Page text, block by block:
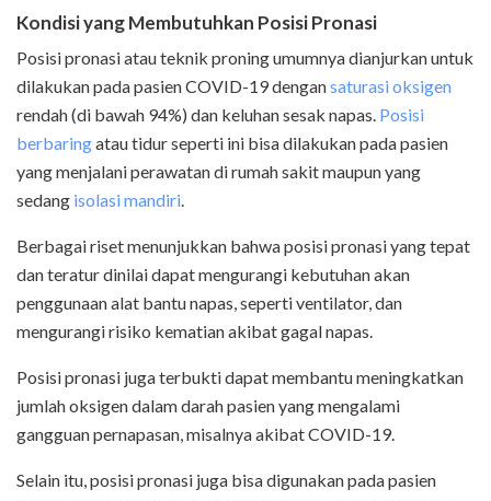
Kondisi yang Membutuhkan Posisi Pronasi
Posisi pronasi atau teknik proning umumnya dianjurkan untuk
dilakukan pada pasien COVID-19 dengansaturasi oksigen
rendah (di bawah 94%) dan keluhan sesak napas. Posisi
berbaringatau tidur seperti ini bisa dilakukan pada pasien
yang menjalani perawatan di rumah sakit maupun yang
sedang isolasi mandiri.
Berbagai riset menunjukkan bahwa posisi pronasi yang tepat
dan teratur dinilai dapat mengurangi kebutuhan akan
penggunaan alat bantu napas, seperti ventilator, dan
mengurangi risiko kematian akibat gagal napas.
Posisi pronasi juga terbukti dapat membantu meningkatkan
jumlah oksigen dalam darah pasien yang mengalami
gangguan pernapasan, misalnya akibat COVID-19.
Selain itu, posisi pronasi juga bisa digunakan pada pasien